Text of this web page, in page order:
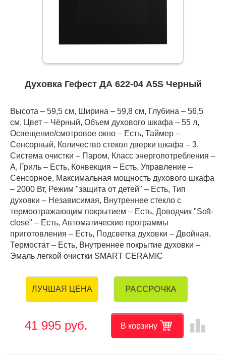
Духовка Гефест ДА 622-04 А5S Черный
Высота – 59,5 см, Ширина – 59,8 см, Глубина – 56,5
см, Цвет – Чёрный, Объем духового шкафа – 55 л,
Освещение/смотровое окно – Есть, Таймер –
Сенсорный, Количество стекол дверки шкафа – 3,
Система очистки – Паром, Класс энергопотребления –
A, Гриль – Есть, Конвекция – Есть, Управление –
Сенсорное, Максимальная мощность духового шкафа
– 2000 Вт, Режим "защита от детей" – Есть, Тип
духовки – Независимая, Внутреннее стекло с
термоотражающим покрытием – Есть, Доводчик "Soft-
close" – Есть, Автоматические программы
приготовления – Есть, Подсветка духовки – Двойная,
Термостат – Есть, Внутреннее покрытие духовки –
Эмаль легкой очистки SMART CERAMIC
ЛУЧШАЯ ЦЕНА РАССРОЧКА
41 995 руб. В корзину leaderboard